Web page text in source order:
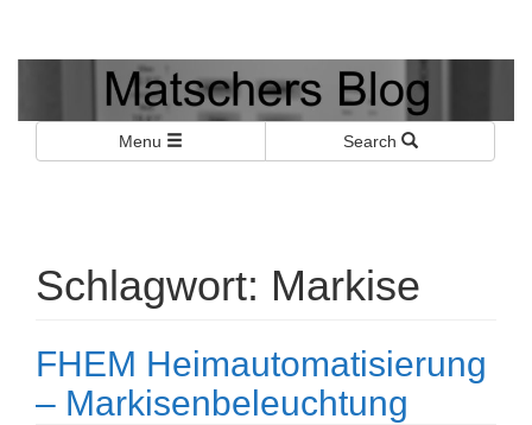
Matschers Blog
Menu Search
Schlagwort: Markise
FHEM Heimautomatisierung
– Markisenbeleuchtung